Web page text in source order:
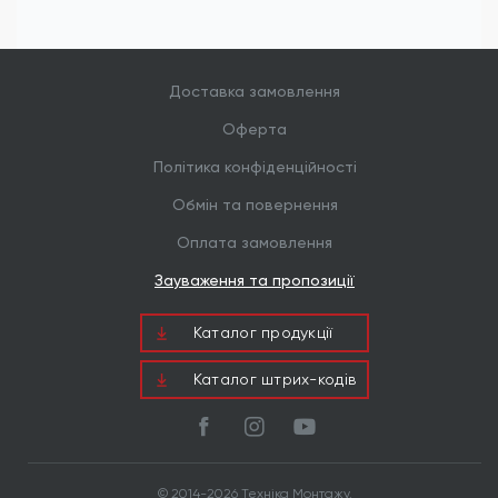
Доставка замовлення
Оферта
Політика конфіденційності
Обмін та повернення
Оплата замовлення
Зауваження та пропозиції
Каталог продукцiї
Каталог штрих-кодів
© 2014-2026 Техніка Монтажу.